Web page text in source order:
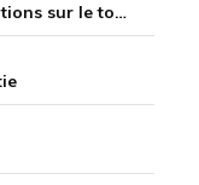
BLAST Open Porto : toutes les informations sur le tournoi